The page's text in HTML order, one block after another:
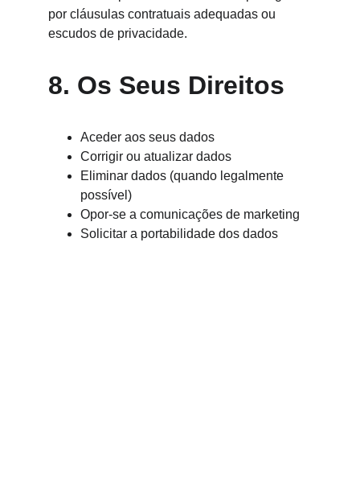
por cláusulas contratuais adequadas ou
escudos de privacidade.
8. Os Seus Direitos
Aceder aos seus dados
Corrigir ou atualizar dados
Eliminar dados (quando legalmente
possível)
Opor-se a comunicações de marketing
Solicitar a portabilidade dos dados